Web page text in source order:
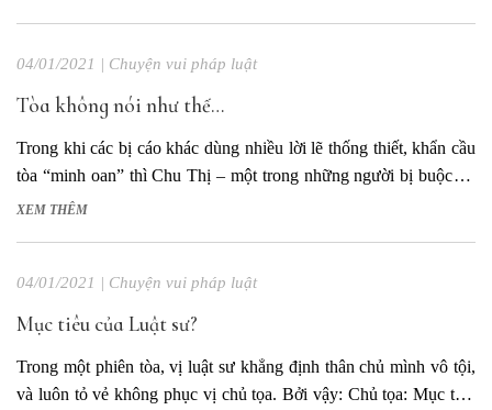
04/01/2021 | Chuyện vui pháp luật
Tòa không nói như thế…
Trong khi các bị cáo khác dùng nhiều lời lẽ thống thiết, khẩn cầu
tòa “minh oan” thì Chu Thị – một trong những người bị buộc tội
lừa đảo khi buôn bán tờ bạc mệnh giá 1 triệu USD, lại cứ đứng ì
XEM THÊM
04/01/2021 | Chuyện vui pháp luật
Mục tiêu của Luật sư?
Trong một phiên tòa, vị luật sư khẳng định thân chủ mình vô tội,
và luôn tỏ vẻ không phục vị chủ tọa. Bởi vậy: Chủ tọa: Mục tiêu